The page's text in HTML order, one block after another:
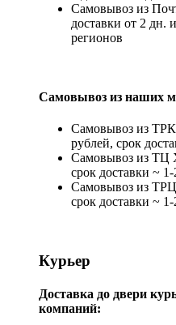
Самовывоз из
доставки от 2 дн.
регионов
Самовывоз из наших
Самовывоз из ТРК
рублей, срок
Самовывоз из ТЦ
срок доставки ~
Самовывоз из ТРЦ
срок доставки ~
Курьер
Доставка до двери
компаний: